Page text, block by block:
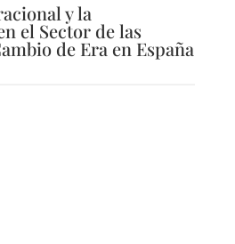
y la
el Sector de las
de Era en España